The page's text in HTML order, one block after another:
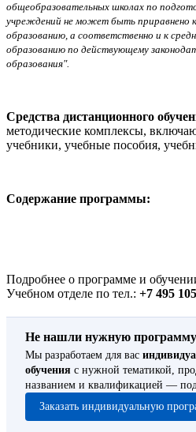
общеобразовательных школах по
учреждений не может быть приравнено
образованию, а соответственно и к
образованию по действующему
образования".
Средства дистанционного
методические комплексы,
учебники, учебные пособия,
Содержание программы:
Подробнее о программе и
Учебном отделе по тел.: +7 495
Не нашли нужную
Мы разработаем для вас
обучения с нужной тематикой,
названием и квалификацией —
Заказать индивидуальную